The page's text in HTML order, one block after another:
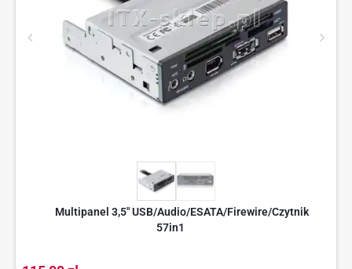
Multipanel 3,5" USB/Audio/ESATA/Firewire/Czytnik
57in1